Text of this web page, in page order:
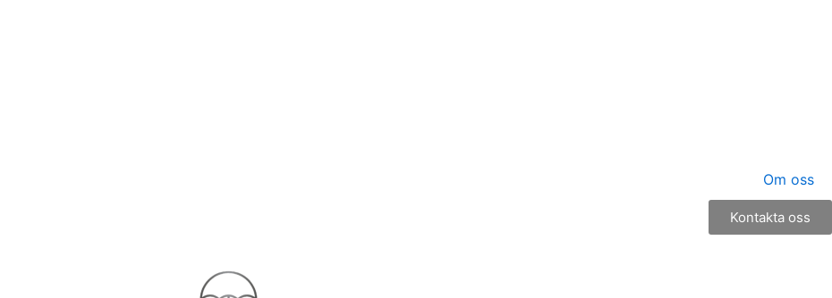
Om oss
Kontakta oss